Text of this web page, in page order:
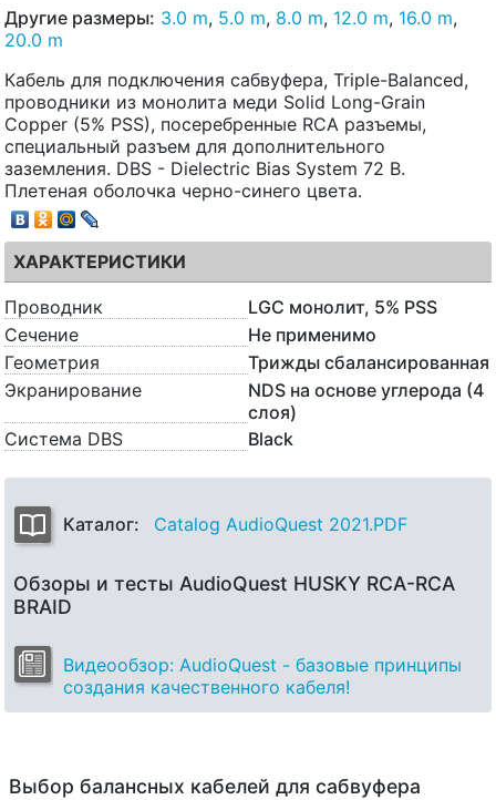
Другие размеры: 3.0 m, 5.0 m, 8.0 m, 12.0 m, 16.0 m,
20.0 m
Кабель для подключения сабвуфера, Triple-Balanced,
проводники из монолита меди Solid Long-Grain
Copper (5% PSS), посеребренные RCA разъемы,
специальный разъем для дополнительного
заземления. DBS - Dielectric Bias System 72 В.
Плетеная оболочка черно-синего цвета.
ХАРАКТЕРИСТИКИ
Проводник
LGC монолит, 5% PSS
Сечение
Не применимо
Геометрия
Трижды сбалансированная
Экранирование
NDS на основе углерода (4
слоя)
Система DBS
Black
Каталог: Catalog AudioQuest 2021.PDF
Обзоры и тесты AudioQuest HUSKY RCA-RCA
BRAID
Видеообзор: AudioQuest - базовые принципы
создания качественного кабеля!
Выбор балансных кабелей для сабвуфера